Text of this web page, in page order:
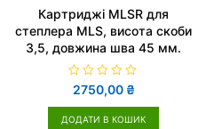
Картриджі MLSR для
степлера MLS, висота скоби
3,5, довжина шва 45 мм.
О
ц
і
н
2750,00 ₴
ДОДАТИ В КОШИК